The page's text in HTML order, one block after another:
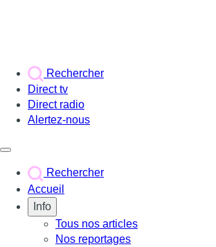
Rechercher
Direct tv
Direct radio
Alertez-nous
Rechercher
Accueil
Info
Tous nos articles
Nos reportages